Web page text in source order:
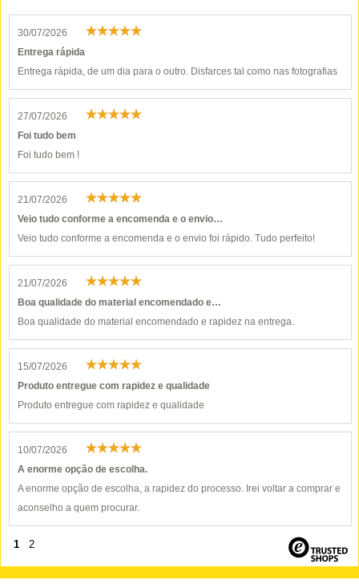
30/07/2026
Entrega rápida
Entrega rápida, de um dia para o outro. Disfarces tal como nas fotografias
27/07/2026
Foi tudo bem
Foi tudo bem !
21/07/2026
Veio tudo conforme a encomenda e o envio…
Veio tudo conforme a encomenda e o envio foi rápido. Tudo perfeito!
21/07/2026
Boa qualidade do material encomendado e…
Boa qualidade do material encomendado e rapidez na entrega.
15/07/2026
Produto entregue com rapidez e qualidade
Produto entregue com rapidez e qualidade
10/07/2026
A enorme opção de escolha.
A enorme opção de escolha, a rapidez do processo. Irei voltar a comprar e
aconselho a quem procurar.
1 2